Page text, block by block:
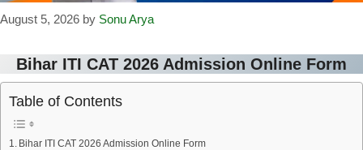
August 5, 2026 by Sonu Arya
Bihar ITI CAT 2026 Admission Online Form
Table of Contents
Bihar ITI CAT 2026 Admission Online Form